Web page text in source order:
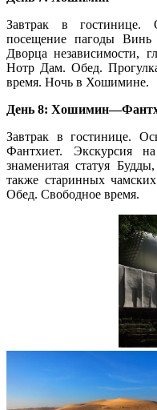
Завтрак в гостинице.
посещение пагоды
Дворца независимости,
Нотр Дам. Обед.
время. Ночь в Хошимине.
День 8:
Завтрак в гостинице.
Фантхиет. Экскурсия
знаменитая статуя
также старинных
Обед. Свободное время.